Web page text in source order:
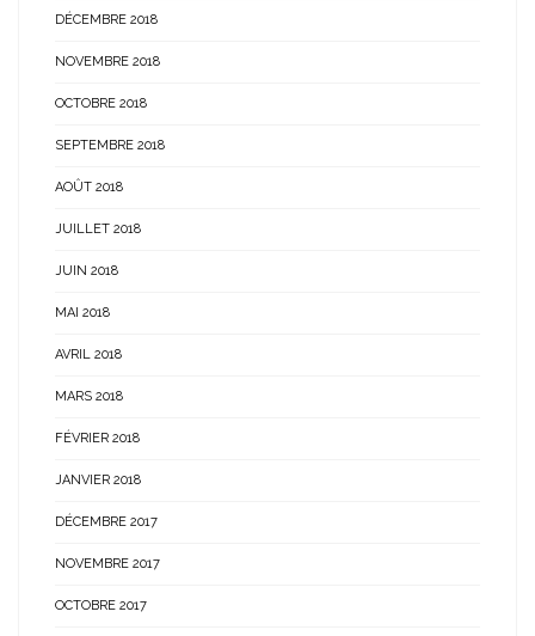
DÉCEMBRE 2018
NOVEMBRE 2018
OCTOBRE 2018
SEPTEMBRE 2018
AOÛT 2018
JUILLET 2018
JUIN 2018
MAI 2018
AVRIL 2018
MARS 2018
FÉVRIER 2018
JANVIER 2018
DÉCEMBRE 2017
NOVEMBRE 2017
OCTOBRE 2017